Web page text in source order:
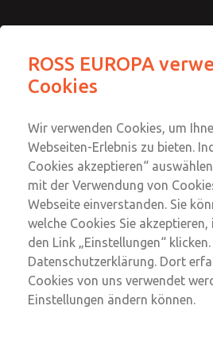
Konfigurator -
Einzelventile
Ein intuitives Tool zum schnellen
Auswählen des richtigen Coaxial
Anwendung mit Optionen, die auf
ROSS EUROPA
Cookies
Wir verwenden Cookies, um
Webseiten-Erlebnis zu bieten.
Cookies akzeptieren“
mit der Verwendung von
Webseite einverstanden. Sie
welche Cookies Sie
den Link „Einstellungen“
Datenschutzerklärung. Dort
Cookies von uns verwendet
Einstellungen ändern können.